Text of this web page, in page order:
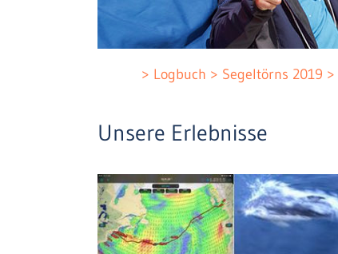
Logbuch Segeltörns 2019
Unsere Erlebnisse